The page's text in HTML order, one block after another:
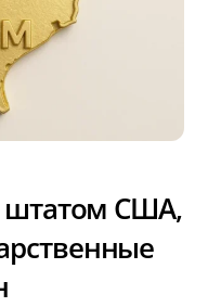
штатом США,